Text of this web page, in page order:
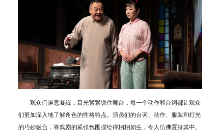
观众们屏息凝视，目光紧紧锁住舞台，每一个动作和台词都让观众
们更加深入地了解角色的性格特点。演员们的台词、动作、服装和灯光
的巧妙融合，将戏剧的紧张氛围描绘得栩栩如生，令人仿佛置身其中。